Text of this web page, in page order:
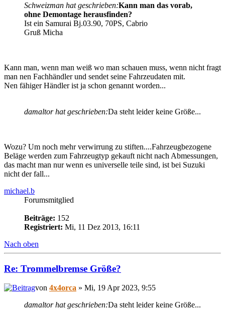
Schweizman hat geschrieben:Kann man das vorab,
ohne Demontage herausfinden?
Ist ein Samurai Bj.03.90, 70PS, Cabrio
Gruß Micha
Kann man, wenn man weiß wo man schauen muss, wenn nicht fragt
man nen Fachhändler und sendet seine Fahrzeudaten mit.
Nen fähiger Händler ist ja schon genannt worden...
damaltor hat geschrieben:Da steht leider keine Größe...
Wozu? Um noch mehr verwirrung zu stiften....Fahrzeugbezogene
Beläge werden zum Fahrzeugtyp gekauft nicht nach Abmessungen,
das macht man nur wenn es universelle teile sind, ist bei Suzuki
nicht der fall...
michael.b
Forumsmitglied
Beiträge: 152
Registriert: Mi, 11 Dez 2013, 16:11
Nach oben
Re: Trommelbremse Größe?
von 4x4orca » Mi, 19 Apr 2023, 9:55
damaltor hat geschrieben:Da steht leider keine Größe...